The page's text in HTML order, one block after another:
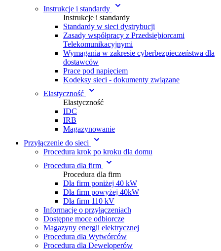
Instrukcje i standardy
Instrukcje i standardy
Standardy w sieci dystrybucji
Zasady współpracy z Przedsiębiorcami
Telekomunikacyjnymi
Wymagania w zakresie cyberbezpieczeństwa dla
dostawców
Prace pod napięciem
Kodeksy sieci - dokumenty związane
Elastyczność
Elastyczność
IDC
IRB
Magazynowanie
Przyłączenie do sieci
Procedura krok po kroku dla domu
Procedura dla firm
Procedura dla firm
Dla firm poniżej 40 kW
Dla firm powyżej 40kW
Dla firm 110 kV
Informacje o przyłączeniach
Dostępne moce odbiorcze
Magazyny energii elektrycznej
Procedura dla Wytwórc ów
Procedura dla Deweloperów